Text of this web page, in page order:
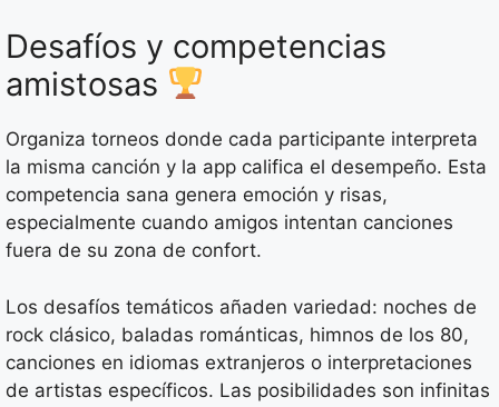
Desafíos y competencias
amistosas
Organiza torneos donde cada participante interpreta
la misma canción y la app califica el desempeño. Esta
competencia sana genera emoción y risas,
especialmente cuando amigos intentan canciones
fuera de su zona de confort.
Los desafíos temáticos añaden variedad: noches de
rock clásico, baladas románticas, himnos de los 80,
canciones en idiomas extranjeros o interpretaciones
de artistas específicos. Las posibilidades son infinitas